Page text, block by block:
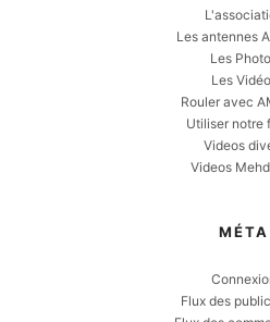
Les antennes
Les
Les
Rouler avec
Utiliser notre
Videos
Videos
MÉTA
Flux des